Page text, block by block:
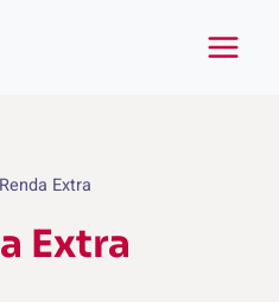
Renda Extra
Extra